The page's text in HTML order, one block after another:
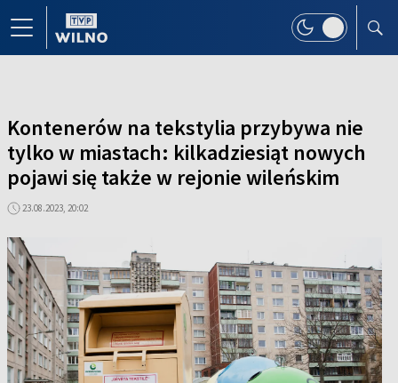
Kontenerów na tekstylia przybywa nie
tylko w miastach: kilkadziesiąt nowych
pojawi się także w rejonie wileńskim
23.08.2023, 20:02